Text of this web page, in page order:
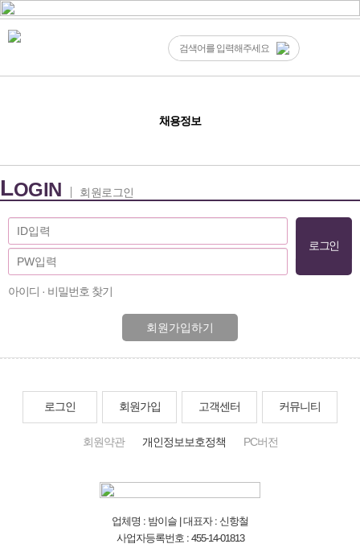
채용정보
LOGIN 회원로그인
아이디 · 비밀번호 찾기
회원가입하기
로그인 회원가입 고객센터 커뮤니티
회원약관 개인정보보호정책 PC버전
업체명 : 밤이슬 | 대표자 : 신항철
사업자등록번호 : 455-14-01813